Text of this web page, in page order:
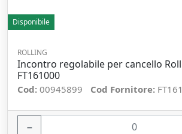
Disponibile
ROLLING
Incontro regolabile per cancello
FT161000
Cod: 00945899 Cod Fornitore:
−